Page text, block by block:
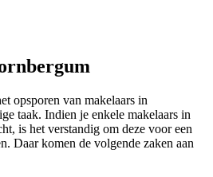
opsporen van makelaars in
taak. Indien je enkele makelaars in
is het verstandig om deze voor een
Daar komen de volgende zaken aan